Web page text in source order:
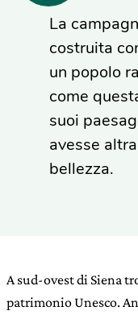
La
costruita
un popolo
come
suoi
avesse
bellezza.
A sud-ovest di Siena
patrimonio Unesco.